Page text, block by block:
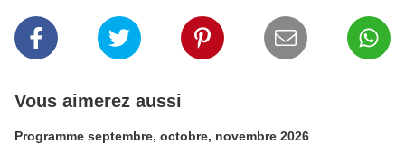
Vous aimerez aussi
Programme septembre, octobre, novembre 2026